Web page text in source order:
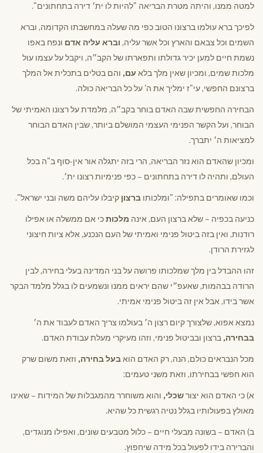
למטה ממנו, והיתה מטרת הבריאה "להיות לו ית׳ דירה בתחתונים".
לפיכך ברא עולמו ברצונו הטוב כפי מה שעלה במחשבתו הקדומה, וברא
השמים וכל צבאם והארץ וכל אשר עליה, וברא עליה אדם ונפח באפו
נשמת חיים למען יכיר גדולתו ותפארתו של הקב״ה, ויקבל על עצמו עול
מלכות שמים, ומכיון שאין מלך בלא עם, והם בטלים בתכלית אל המלך
ברצונם החפשי, עי"ז ימליך את ה' על כל הבריאה כולה.
הבחירה החפשית שבה האדם בוחר בקב״ה, מלמדת על רצונו האמיתי של
הבוחר, ועל הקשר הפנימי העצמי המושלם ביותר, שבין האדם הבוחר
למציאות ה׳ יתברך.
ומכיון שהאדם הוא נזר הבריאה, הרי בזה יתגלה אור אין-סוף ב"ה בכל
העולם, ותהיה לו דירה בתחתונים – כפי פנימיות רצונו ית׳.
וכמו שאומרים בתפילה: "ומלכותו ברצון קיבלו עליהם משה ובני ישראל".
כניעה בכפיה – שלא ברצון העם, אינה מלכותכי אם ממשלה או אפילו
רודנות, ואין בזה ביטול פנימי ואמיתי של העם הנכנע, אלא ציות חיצוני
לגזירת הרודן.
זהו ההבדל בין מלך שמלכותו פרושה על בני המדינה בעלי בחירה, לבין
הרודה בבהמות, שאעפ״י שהם יראים ממנו ונשמעים לו בגלל מלמד הבקר
אשר בידו, אבל אין זה ביטול פנימי אמיתי.
נמצא אפוא, שלצורך קיום רצון ה׳ בעולמו צריך האדם לעבוד את ה׳
בבחירה, ברצון ובביטול פנימי, וזהו מעיקרי מעלת עבודת האדם.
מכל הנבראים כולם, הנה, רק האדם הואבעל בחירה, וזאת משום שרק
הוא חפשי בבחירתו, וזאת משני טעמים:
א) כי האדם הוא יצורשכלי, והוא משוחרר מהמגבלות של המידות – שאינו
מאולץ בפעולותיו בגלל נטיה רגשית כל שהיא.
ב) האדם – בשונה מבעלי חיים – כלול מטבעים שונים, ואפילו מנוגדים,
והברירה בידו לפעול בכל מידה שיחפוץ.